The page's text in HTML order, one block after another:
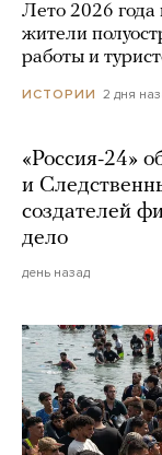
Лето 2026
жители
работы и
ИСТОРИИ 2 дня
«Россия-24»
и
создателей
дело
день назад